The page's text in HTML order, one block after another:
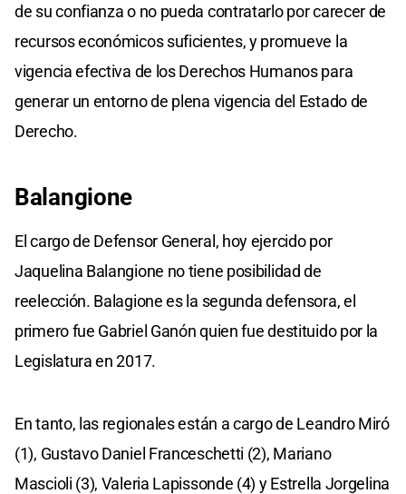
de su confianza o no pueda contratarlo por carecer de
recursos económicos suficientes, y promueve la
vigencia efectiva de los Derechos Humanos para
generar un entorno de plena vigencia del Estado de
Derecho.
Balangione
El cargo de Defensor General, hoy ejercido por
Jaquelina Balangione no tiene posibilidad de
reelección. Balagione es la segunda defensora, el
primero fue Gabriel Ganón quien fue destituido por la
Legislatura en 2017.
En tanto, las regionales están a cargo de Leandro Miró
(1), Gustavo Daniel Franceschetti (2), Mariano
Mascioli (3), Valeria Lapissonde (4) y Estrella Jorgelina